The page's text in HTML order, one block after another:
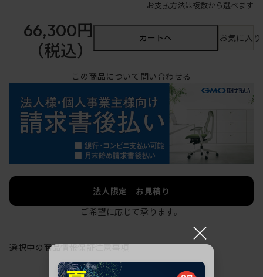
お支払方法は複数から選べます
66,300円
（税込）
カートへ お気に入
この商品について問い合わせる
法人限定 お見積り
ご希望に応じて承ります。
選択中の商品情報保証注意事項
×